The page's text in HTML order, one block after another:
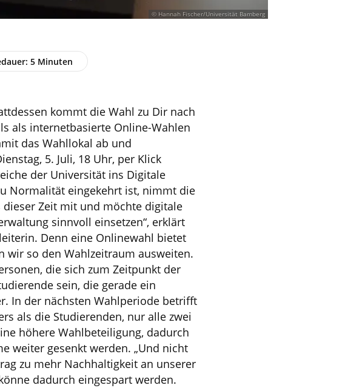
© Hannah Fischer/Universität Bamberg
5 Minuten
kommt die Wahl zu Dir nach
als internetbasierte Online-Wahlen
das Wahllokal ab und
5. Juli, 18 Uhr, per Klick
der Universität ins Digitale
Normalität eingekehrt ist, nimmt die
Zeit mit und möchte digitale
sinnvoll einsetzen“, erklärt
Denn eine Onlinewahl bietet
wir so den Wahlzeitraum ausweiten.
die sich zum Zeitpunkt der
sein, die gerade ein
In der nächsten Wahlperiode betrifft
als die Studierenden, nur alle zwei
höhere Wahlbeteiligung, dadurch
weiter gesenkt werden. „Und nicht
zu mehr Nachhaltigkeit an unserer
dadurch eingespart werden.